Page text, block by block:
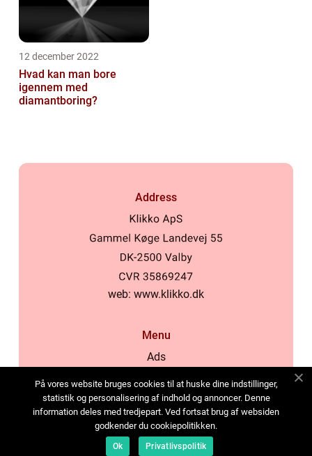
12 december 2022
Hvad kan man bore
igennem med
diamantboring?
Address
web: www.klikko.dk
Menu
Ads
Cookies
Contact
Sitemap
På vores website bruges cookies til at huske dine indstillinger,
statistik og personalisering af indhold og annoncer. Denne
information deles med tredjepart. Ved fortsat brug af websiden
godkender du cookiepolitikken.
Ok Privatlivspolitik